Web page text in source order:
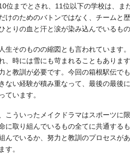
位までとされ、11位以下の学校は、ま
けのためのバトンではなく、チームと
りの血と汗と涙が染み込んでいるもの
生そのものの縮図とも言われています
、時には雪にも苛まれることもありま
と教訓が必要です。今回の箱根駅伝で
ない経験が積み重なって、最後の最後
ています。
こういったメイクドラマはスポーツに
に取り組んでいるもの全てに共通する
んでいるか、努力と教訓のプロセスが
す。